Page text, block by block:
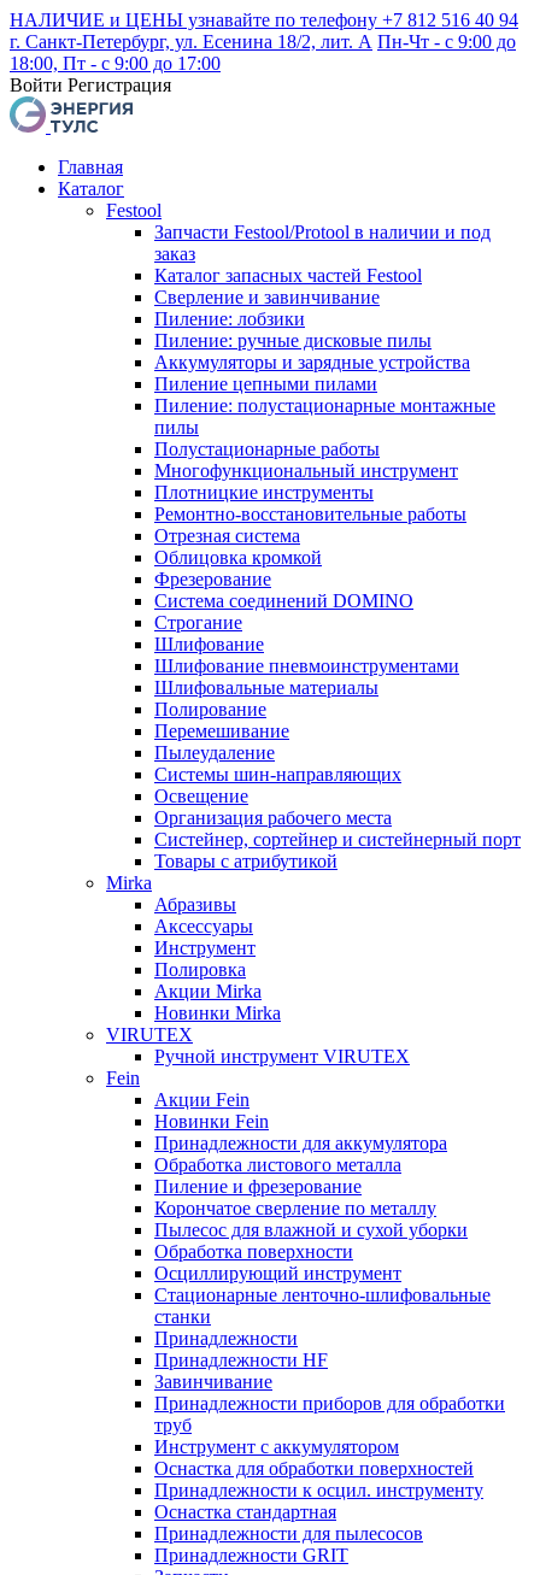
НАЛИЧИЕ и ЦЕНЫ узнавайте по телефону +7 812 516 40 94
г. Санкт-Петербург, ул. Есенина 18/2, лит. А Пн-Чт - с 9:00 до
18:00, Пт - с 9:00 до 17:00
Войти Регистрация
Главная
Каталог
Festool
Запчасти Festool/Protool в наличии и под
заказ
Каталог запасных частей Festool
Сверление и завинчивание
Пиление: лобзики
Пиление: ручные дисковые пилы
Аккумуляторы и зарядные устройства
Пиление цепными пилами
Пиление: полустационарные монтажные
пилы
Полустационарные работы
Многофункциональный инструмент
Плотницкие инструменты
Ремонтно-восстановительные работы
Отрезная система
Облицовка кромкой
Фрезерование
Система соединений DOMINO
Строгание
Шлифование
Шлифование пневмоинструментами
Шлифовальные материалы
Полирование
Перемешивание
Пылеудаление
Системы шин-направляющих
Освещение
Организация рабочего места
Систейнер, сортейнер и систейнерный порт
Товары с атрибутикой
Mirka
Абразивы
Аксессуары
Инструмент
Полировка
Акции Mirka
Новинки Mirka
VIRUTEX
Ручной инструмент VIRUTEX
Fein
Акции Fein
Новинки Fein
Принадлежности для аккумулятора
Обработка листового металла
Пиление и фрезерование
Корончатое сверление по металлу
Пылесос для влажной и сухой уборки
Обработка поверхности
Осциллирующий инструмент
Стационарные ленточно-шлифовальные
станки
Принадлежности
Принадлежности HF
Завинчивание
Принадлежности приборов для обработки
труб
Инструмент с аккумулятором
Оснастка для обработки поверхностей
Принадлежности к осцил. инструменту
Оснастка стандартная
Принадлежности для пылесосов
Принадлежности GRIT